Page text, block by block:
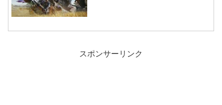
スポンサーリンク